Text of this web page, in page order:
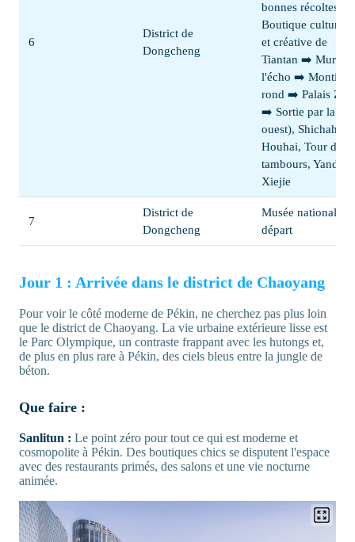
6
District de
Dongcheng
bonnes récoltes ➡️
Boutique culturelle
et créative de
Tiantan ➡️ Mur de
l'écho ➡️
rond ➡️ Palais Zhai
➡️ Sortie par la
ouest), Shichahai,
Houhai, Tour des
tambours, Yandai
Xiejie
7
District de
Dongcheng
Musée national,
départ
Jour 1 : Arrivée dans le district de Chaoyang
Pour voir le côté moderne de Pékin, ne cherchez pas plus loin
que le district de Chaoyang. La vie urbaine extérieure lisse est
le Parc Olympique, un contraste frappant avec les hutongs et,
de plus en plus rare à Pékin, des ciels bleus entre la jungle de
béton.
Que faire :
Sanlitun : Le point zéro pour tout ce qui est moderne et
cosmopolite à Pékin. Des boutiques chics se disputent l'espace
avec des restaurants primés, des salons et une vie nocturne
animée.